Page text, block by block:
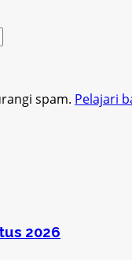
spam. Pelajari
2026